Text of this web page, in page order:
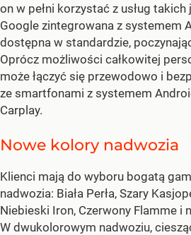
on w pełni korzystać z usług
Google zintegrowana z systemem
dostępna w standardzie,
Oprócz możliwości całkowitej
może łączyć się przewodowo i
ze smartfonami z systemem
Carplay.
Nowe kolory nadwozia
Klienci mają do wyboru bogatą
nadwozia: Biała Perła, Szary
Niebieski Iron, Czerwony Flamme i
W dwukolorowym nadwoziu,